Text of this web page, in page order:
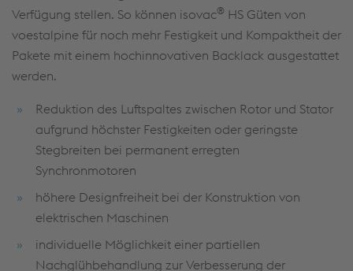
Verfügung stellen. So können isovac® HS Güten von
voestalpine für noch mehr Festigkeit und Kompaktheit der
Pakete mit einem hochinnovativen Backlack ausgestattet
werden.
Reduktion des Luftspaltes zwischen Rotor und Stator
aufgrund höchster Festigkeiten oder geringste
Stegbreiten bei permanent erregten
Synchronmotoren
höhere Designfreiheit bei der Konstruktion von
elektrischen Maschinen
individuelle Möglichkeit einer partiellen
Nachglühbehandlung zur Verbesserung der